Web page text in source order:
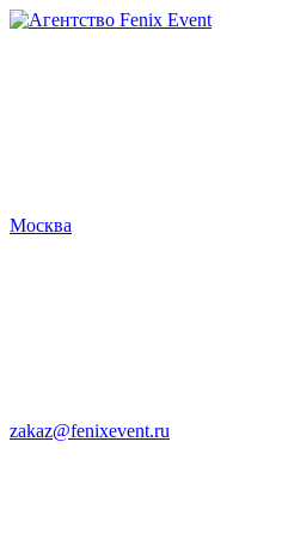
Агентство
Москва
zakaz@fenixevent.ru